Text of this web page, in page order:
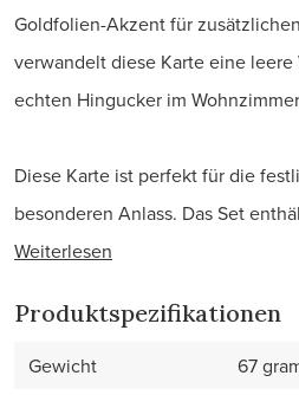
Goldfolien-Akzent für
verwandelt diese Karte eine
echten Hingucker im
Diese Karte ist perfekt für die
besonderen Anlass. Das Set
Weiterlesen
Produktspezifikationen
Gewicht
67